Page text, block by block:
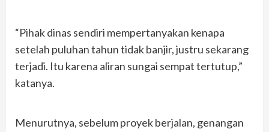
“Pihak dinas sendiri mempertanyakan kenapa
setelah puluhan tahun tidak banjir, justru sekarang
terjadi. Itu karena aliran sungai sempat tertutup,”
katanya.
Menurutnya, sebelum proyek berjalan, genangan